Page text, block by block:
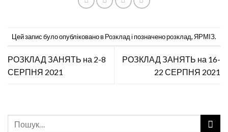
Цей запис було опубліковано вРозкладі позначенорозклад, ЯРМІЗ.
РОЗКЛАД ЗАНЯТЬ на 2-8
СЕРПНЯ 2021
РОЗКЛАД ЗАНЯТЬ на 16-
22 СЕРПНЯ 2021